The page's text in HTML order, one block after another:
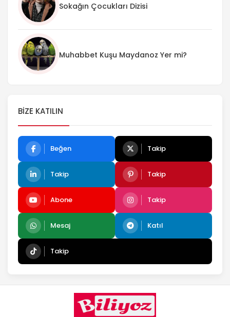
Sokağın Çocukları Dizisi
Muhabbet Kuşu Maydanoz Yer mi?
BIZE KATILIN
Beğen Takip
Takip Takip
Abone Takip
Mesaj Katıl
Takip